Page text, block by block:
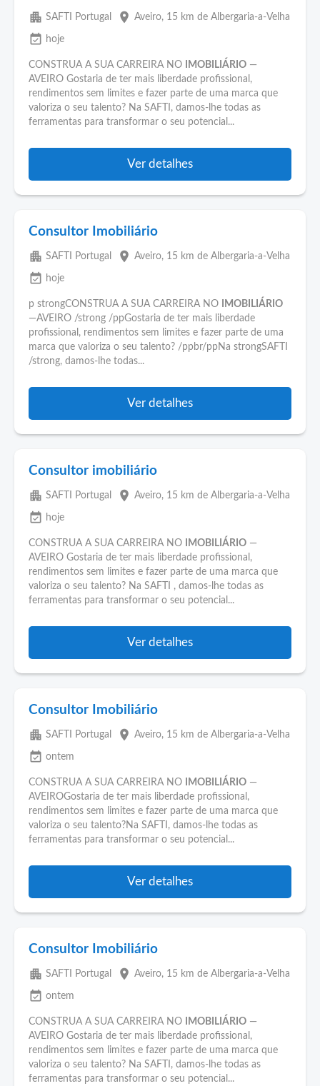
apartment SAFTI Portugal place Aveiro, 15 km de Albergaria-a-Velha
event_available hoje
CONSTRUA A SUA CARREIRA NO IMOBILIÁRIO —
AVEIRO Gostaria de ter mais liberdade profissional,
rendimentos sem limites e fazer parte de uma marca que
valoriza o seu talento? Na SAFTI, damos-lhe todas as
ferramentas para transformar o seu potencial...
Ver detalhes
Consultor Imobiliário
apartment SAFTI Portugal place Aveiro, 15 km de Albergaria-a-Velha
event_available hoje
p strongCONSTRUA A SUA CARREIRA NO
IMOBILIÁRIO
—AVEIRO /strong /ppGostaria de ter mais liberdade
profissional, rendimentos sem limites e fazer parte de uma
marca que valoriza o seu talento? /ppbr/ppNa strongSAFTI
/strong, damos-lhe todas...
Ver detalhes
Consultor imobiliário
apartment SAFTI Portugal place Aveiro, 15 km de Albergaria-a-Velha
event_available hoje
CONSTRUA A SUA CARREIRA NO IMOBILIÁRIO —
AVEIRO Gostaria de ter mais liberdade profissional,
rendimentos sem limites e fazer parte de uma marca que
valoriza o seu talento? Na SAFTI , damos-lhe todas as
ferramentas para transformar o seu potencial...
Ver detalhes
Consultor Imobiliário
apartment SAFTI Portugal place Aveiro, 15 km de Albergaria-a-Velha
event_available ontem
CONSTRUA A SUA CARREIRA NO IMOBILIÁRIO —
AVEIROGostaria de ter mais liberdade profissional,
rendimentos sem limites e fazer parte de uma marca que
valoriza o seu talento?Na SAFTI, damos-lhe todas as
ferramentas para transformar o seu potencial...
Ver detalhes
Consultor Imobiliário
apartment SAFTI Portugal place Aveiro, 15 km de Albergaria-a-Velha
event_available ontem
CONSTRUA A SUA CARREIRA NO IMOBILIÁRIO —
AVEIRO Gostaria de ter mais liberdade profissional,
rendimentos sem limites e fazer parte de uma marca que
valoriza o seu talento? Na SAFTI, damos-lhe todas as
ferramentas para transformar o seu potencial...